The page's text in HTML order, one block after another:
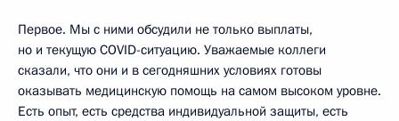
Первое. Мы с ними обсудили не только выплаты,
но и текущую COVID-ситуацию. Уважаемые коллеги
сказали, что они и в сегодняшних условиях готовы
оказывать медицинскую помощь на самом высоком уровне.
Есть опыт, есть средства индивидуальной защиты, есть